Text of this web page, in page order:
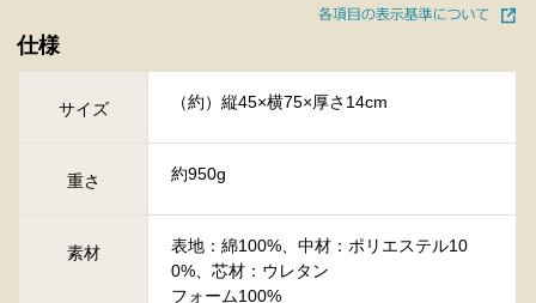
仕様
サイズ （約）縦45×横75×厚さ14cm
重さ 約950g
素材
表地：綿100%、中材：ポリエステル10
0%、芯材：ウレタン
フォーム100%